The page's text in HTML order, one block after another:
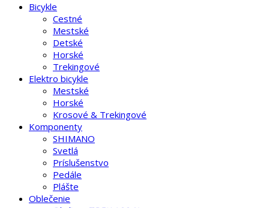
Bicykle
Cestné
Mestské
Detské
Horské
Trekingové
Elektro bicykle
Mestské
Horské
Krosové & Trekingové
Komponenty
SHIMANO
Svetlá
Príslušenstvo
Pedále
Plášte
Oblečenie